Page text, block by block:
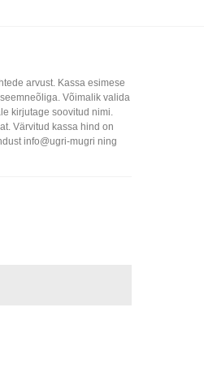
arvust. Kassa esimese
Võimalik valida
kirjutage soovitud nimi.
Värvitud kassa hind on
info@ugri-mugri ning